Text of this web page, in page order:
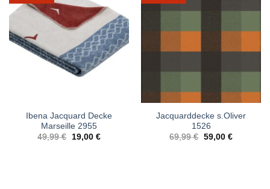
Ibena Jacquard Decke
Marseille 2955
49,99€
Ursprünglicher
19,00 €Aktueller
Jacquarddecke s.Oliver
1526
69,99€ Ursprünglicher
59,00 €Aktueller